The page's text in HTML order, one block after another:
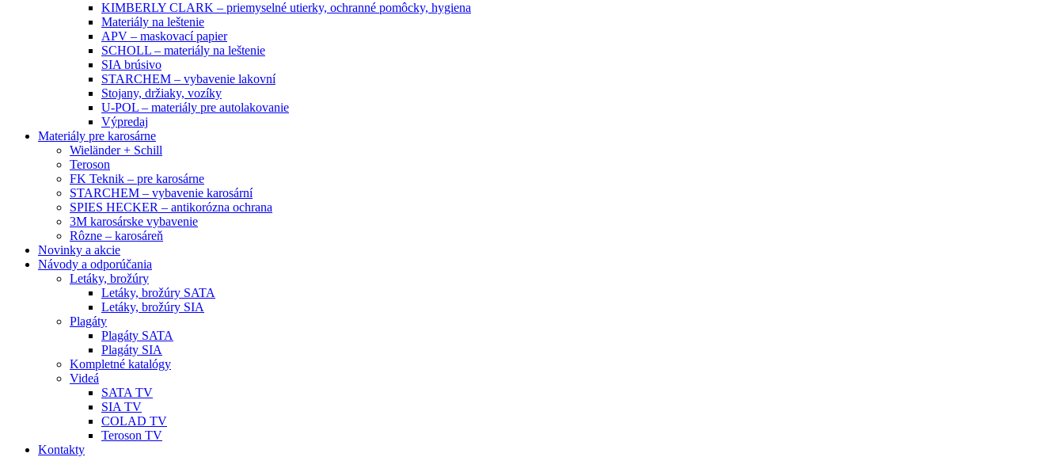
KIMBERLY CLARK – priemyselné utierky, ochranné pomôcky, hygiena
Materiály na leštenie
APV – maskovací papier
SCHOLL – materiály na leštenie
SIA brúsivo
STARCHEM – vybavenie lakovní
Stojany, držiaky, vozíky
U-POL – materiály pre autolakovanie
Výpredaj
Materiály pre karosárne
Wieländer + Schill
Teroson
FK Teknik – pre karosárne
STARCHEM – vybavenie karosární
SPIES HECKER – antikorózna ochrana
3M karosárske vybavenie
Rôzne – karosáreň
Novinky a akcie
Návody a odporúčania
Letáky, brožúry
Letáky, brožúry SATA
Letáky, brožúry SIA
Plagáty
Plagáty SATA
Plagáty SIA
Kompletné katalógy
Videá
SATA TV
SIA TV
COLAD TV
Teroson TV
Kontakty